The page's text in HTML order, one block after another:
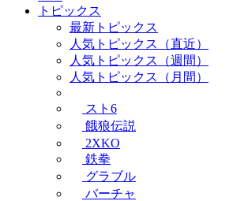
トピックス
最新トピックス
人気トピックス（直近）
人気トピックス（週間）
人気トピックス（月間）
スト6
餓狼伝説
2XKO
鉄拳
グラブル
バーチャ